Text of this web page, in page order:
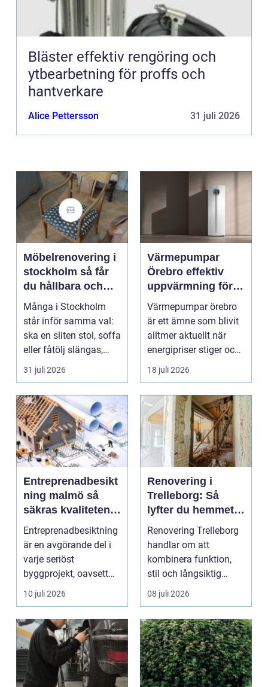
Bläster effektiv rengöring och
ytbearbetning för proffs och
hantverkare
Alice Pettersson 31 juli 2026
Möbelrenovering i
stockholm så får
du hållbara och
vackra möbler
Många i Stockholm
står inför samma val:
ska en sliten stol, soffa
eller fåtölj slängas,
säljas billi...
31 juli 2026
Värmepumpar
Örebro effektiv
uppvärmning för
hus och
fastigheter
Värmepumpar örebro
är ett ämne som blivit
alltmer aktuellt när
energipriser stiger och
fler vill sän...
18 juli 2026
Entreprenadbesikt
ning malmö så
säkras kvaliteten i
byggprojekt
Entreprenadbesiktning
är en avgörande del i
varje seriöst
byggprojekt, oavsett
om det handlar om en
10 juli 2026
Renovering i
Trelleborg: Så
lyfter du hemmet
på ett smart sätt
Renovering Trelleborg
handlar om att
kombinera funktion,
stil och långsiktig
ekonomi i samma p...
08 juli 2026